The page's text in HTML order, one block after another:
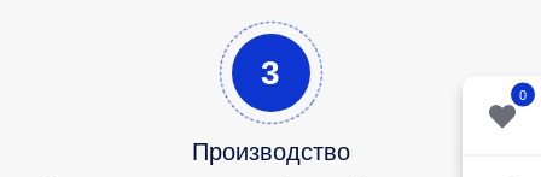
0
3
Производство